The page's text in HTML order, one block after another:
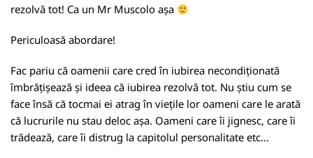
rezolvă tot! Ca un Mr Muscolo așa
Periculoasă abordare!
Fac pariu că oamenii care cred în iubirea necondiționată
îmbrățișează și ideea că iubirea rezolvă tot. Nu știu cum se
face însă că tocmai ei atrag în viețile lor oameni care le arată
că lucrurile nu stau deloc așa. Oameni care îi jignesc, care îi
trădează, care îi distrug la capitolul personalitate etc...